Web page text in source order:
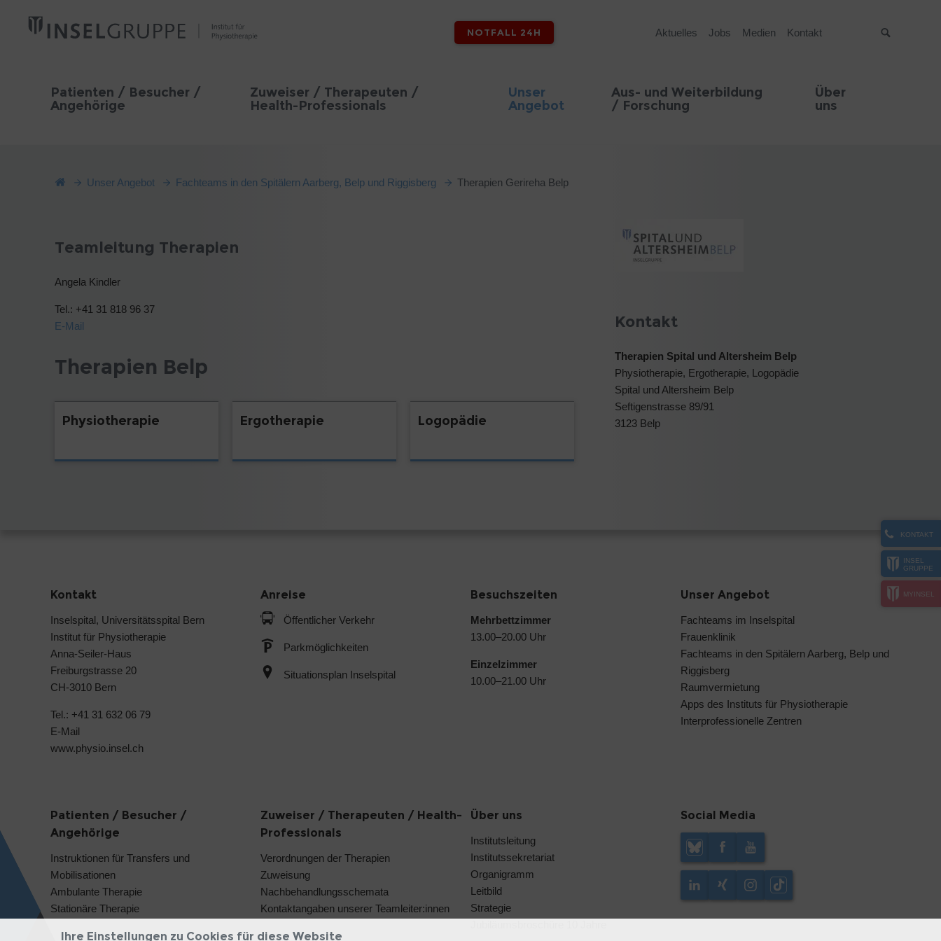
NOTFALL 24H Aktuelles Jobs Medien Kontakt
Patienten / Besucher /
Angehörige
Zuweiser / Therapeuten /
Health-Professionals
Unser
Angebot
Aus- und Weiterbildung
/ Forschung
Über
uns
KONTAKT
INSEL
GRUPPE
MYINSEL
Unser Angebot Fachteams in den Spitälern Aarberg, Belp und Riggisberg Therapien Gerireha Belp
Teamleitung Therapien
Angela Kindler
Tel.: +41 31 818 96 37
E-Mail
Therapien Belp
Physiotherapie Ergotherapie Logopädie
Kontakt
Therapien Spital und Altersheim Belp
Physiotherapie, Ergotherapie, Logopädie
Spital und Altersheim Belp
Seftigenstrasse 89/91
3123 Belp
Kontakt
Inselspital, Universitätsspital Bern
Institut für Physiotherapie
Anna-Seiler-Haus
Freiburgstrasse 20
CH-3010 Bern
Tel.: +41 31 632 06 79
E-Mail
www.physio.insel.ch
Anreise
Öffentlicher Verkehr
Parkmöglichkeiten
Situationsplan Inselspital
Besuchszeiten
Mehrbettzimmer
13.00–20.00 Uhr
Einzelzimmer
10.00–21.00 Uhr
Unser Angebot
Fachteams im Inselspital
Frauenklinik
Fachteams in den Spitälern Aarberg, Belp und
Riggisberg
Raumvermietung
Apps des Instituts für Physiotherapie
Interprofessionelle Zentren
Patienten / Besucher /
Angehörige
Instruktionen für Transfers und
Mobilisationen
Ambulante Therapie
Stationäre Therapie
Zuweiser / Therapeuten / Health-
Professionals
Verordnungen der Therapien
Zuweisung
Nachbehandlungsschemata
Kontaktangaben unserer Teamleiter:innen
Über uns
Institutsleitung
Institutssekretariat
Organigramm
Leitbild
Strategie
Social Media
Ihre Einstellungen zu Cookies für diese Website